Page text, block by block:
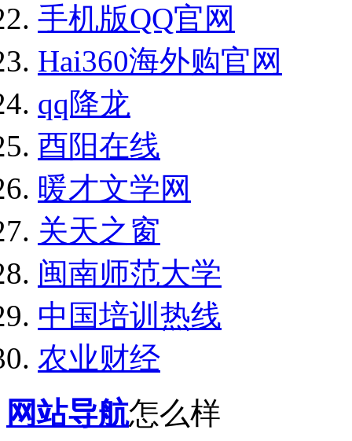
手机版QQ官网
Hai360海外购官网
qq降龙
酉阳在线
暖才文学网
关天之窗
闽南师范大学
中国培训热线
农业财经
网站导航怎么样